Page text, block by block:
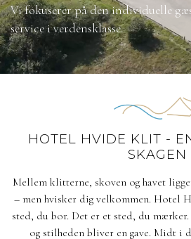
Vi fokuserer på den individuelle
service i verdensklasse.
HOTEL HVIDE KLIT -
SKAGEN
Mellem klitterne, skoven og havet
– men hvisker dig velkommen. Hotel
sted, du bor. Det er et sted, du
og stilheden bliver en gave. Midt i